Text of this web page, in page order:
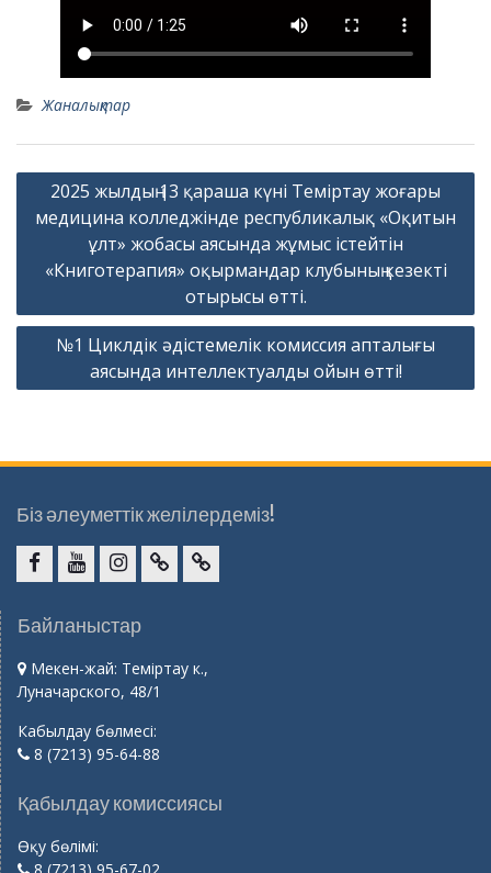
Жаналықтар
Жазба
навигациясы
2025 жылдың 13 қараша күні Теміртау жоғары
медицина колледжінде республикалық «Оқитын
ұлт» жобасы аясында жұмыс істейтін
«Книготерапия» оқырмандар клубының кезекті
отырысы өтті.
№1 Циклдік әдістемелік комиссия апталығы
аясында интеллектуалды ойын өтті!
Біз әлеуметтік желілердеміз!
Байланыстар
Мекен-жай: Теміртау к.,
Луначарского, 48/1
Кабылдау бөлмесі:
8 (7213) 95-64-88
Қабылдау комиссиясы
Өқу бөлімі: